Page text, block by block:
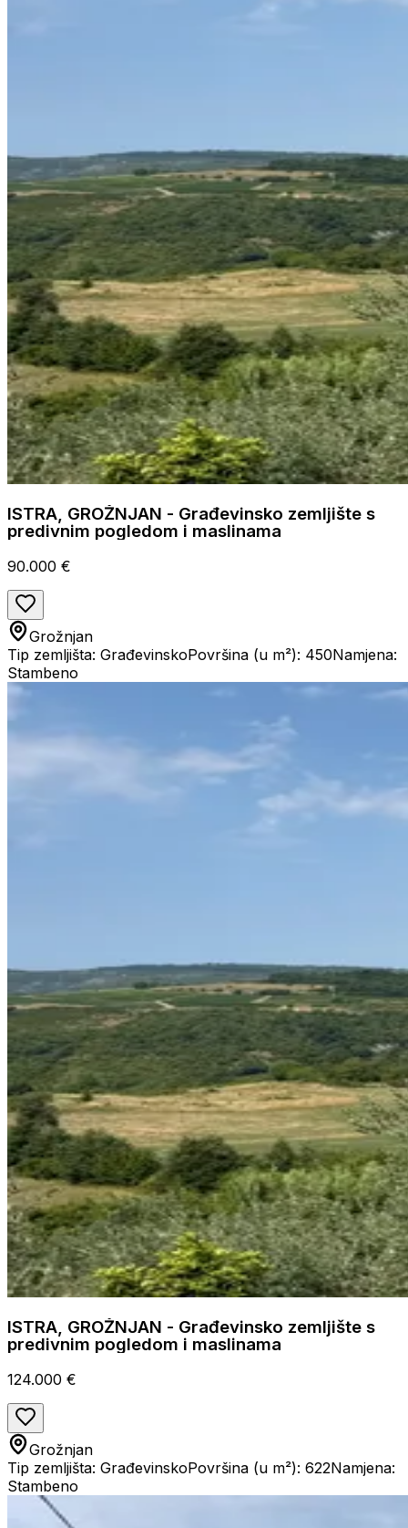
ISTRA, GROŽNJAN - Građevinsko zemljište s
predivnim pogledom i maslinama
90.000 €
Grožnjan
Tip zemljišta: GrađevinskoPovršina (u m²): 450Namjena:
Stambeno
ISTRA, GROŽNJAN - Građevinsko zemljište s
predivnim pogledom i maslinama
124.000 €
Grožnjan
Tip zemljišta: GrađevinskoPovršina (u m²): 622Namjena:
Stambeno